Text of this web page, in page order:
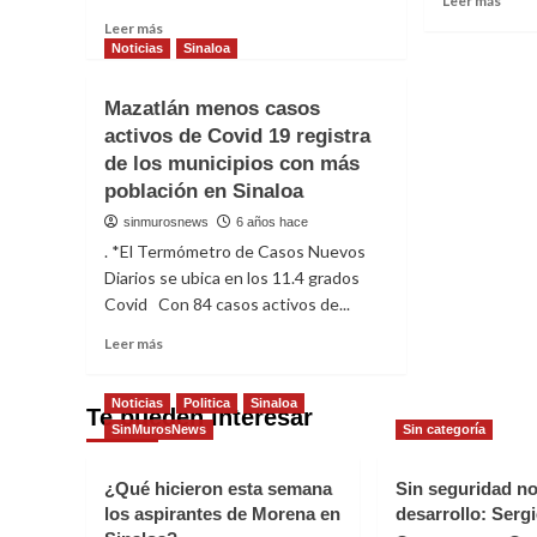
Leer más
more
Sinaloa
cerca
de
200
vacunas
entre
Pfizer,
Astra
Sinovac
Noticias Sinaloa
Mazatlán menos casos
activos de Covid 19 registra
de los municipios con más
población en Sinaloa
sinmurosnews 6 años hace
. *El Termómetro de Casos Nuevos
Diarios se ubica en los 11.4 grados
Covid Con 84 casos activos de...
Leer más
Mazatlán
menos
de
Covid
Te pueden interesar
Noticias Politica
Sinaloa
SinMurosNews
¿Qué hicieron esta semana
los aspirantes de Morena en
Sin categoría
Sin seguridad
desarrollo: